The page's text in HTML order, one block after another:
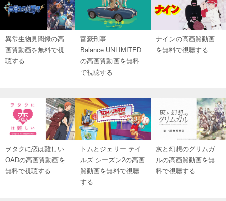
異常生物見聞録の高
画質動画を無料で視
聴する
富豪刑事
Balance:UNLIMITED
の高画質動画を無料
で視聴する
ナインの高画質動画
を無料で視聴する
ヲタクに恋は難しい
OADの高画質動画を
無料で視聴する
トムとジェリー テイ
ルズ シーズン2の高画
質動画を無料で視聴
する
灰と幻想のグリムガ
ルの高画質動画を無
料で視聴する